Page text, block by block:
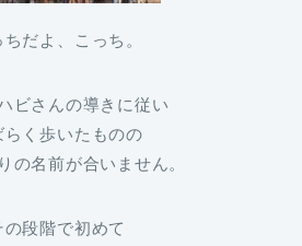
ちだよ、こっち。
ビさんの導きに従い
らく歩いたものの
の名前が合いません。
の段階で初めて